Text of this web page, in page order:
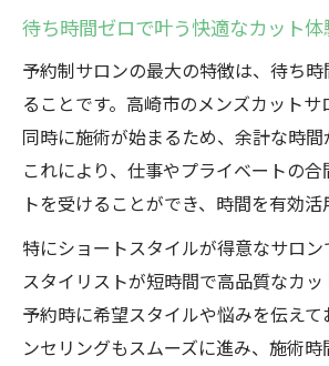
待ち時間ゼロで叶う快適なカット体
予約制サロンの最大の特徴は、待ち
ることです。高崎市のメンズカットサ
同時に施術が始まるため、余計な時間
これにより、仕事やプライベートの
トを受けることができ、時間を有効活
特にショートスタイルが得意なサロ
スタイリストが短時間で高品質なカッ
予約時に希望スタイルや悩みを伝えて
ンセリングもスムーズに進み、施術